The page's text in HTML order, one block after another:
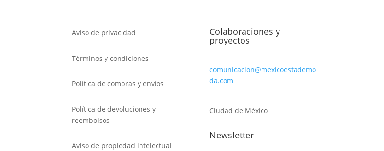
Aviso de privacidad
Términos y condiciones
Política de compras y envíos
Política de devoluciones y
reembolsos
Aviso de propiedad intelectual
Colaboraciones y
proyectos
comunicacion@mexicoestademo
da.com
Ciudad de México
Newsletter